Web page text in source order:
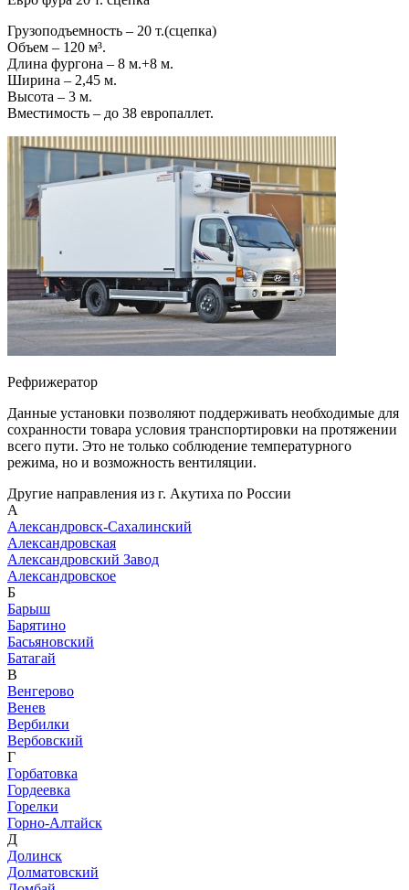
Грузоподъемность – 20 т.(сцепка)
Объем – 120 м³.
Длина фургона – 8 м.+8 м.
Ширина – 2,45 м.
Высота – 3 м.
Вместимость – до 38 европаллет.
Рефрижератор
Данные установки позволяют поддерживать необходимые для
сохранности товара условия транспортировки на протяжении
всего пути. Это не только соблюдение температурного
режима, но и возможность вентиляции.
Другие направления из г. Акутиха по России
А
Александровск-Сахалинский
Александровская
Александровский Завод
Александровское
Б
Барыш
Барятино
Басьяновский
Батагай
В
Венгерово
Венев
Вербилки
Вербовский
Г
Горбатовка
Гордеевка
Горелки
Горно-Алтайск
Д
Долинск
Долматовский